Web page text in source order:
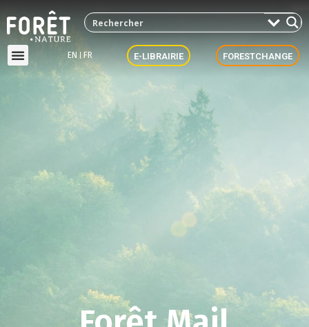
EN FR E-LIBRAIRIE FORESTCHANGE